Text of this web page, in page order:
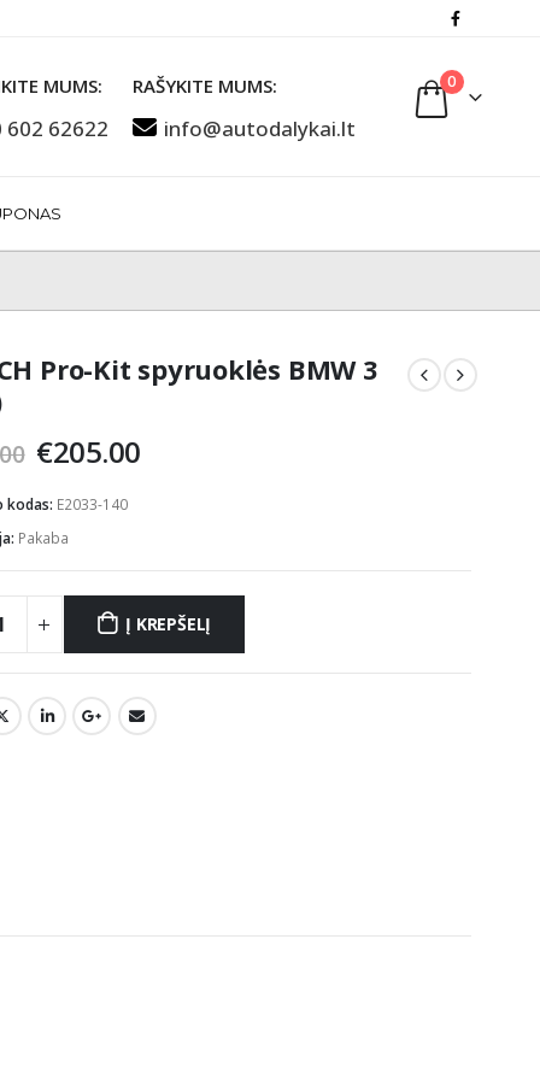
MUMS:
602 62622
RAŠYKITE MUMS:
info@autodalykai.lt
0
Pro-Kit spyruoklės BMW 3
Original
was:
€235.00.
€205.00Current
kodas: E2033-140
Pakaba
Į KREPŠELĮ